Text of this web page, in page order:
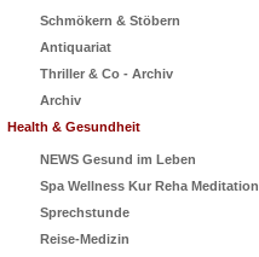
Schmökern & Stöbern
Antiquariat
Thriller & Co - Archiv
Archiv
Health & Gesundheit
NEWS Gesund im Leben
Spa Wellness Kur Reha Meditation
Sprechstunde
Reise-Medizin